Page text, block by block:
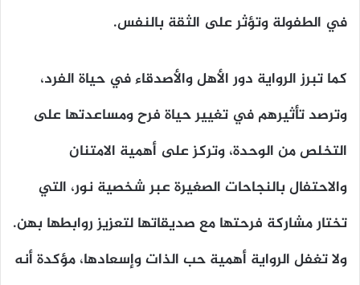
في الطفولة وتؤثر على الثقة بالنفس.
كما تبرز الرواية دور الأهل والأصدقاء في حياة الفرد،
وترصد تأثيرهم في تغيير حياة فرح ومساعدتها على
التخلص من الوحدة، وتركز على أهمية الامتنان
والاحتفال بالنجاحات الصغيرة عبر شخصية نور، التي
تختار مشاركة فرحتها مع صديقاتها لتعزيز روابطها بهن.
ولا تغفل الرواية أهمية حب الذات وإسعادها، مؤكدة أنه